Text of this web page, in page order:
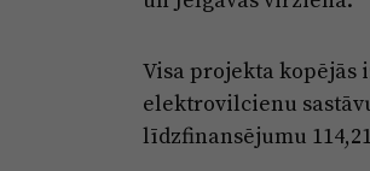
Visa projekta kopējās
elektrovilcienu
līdzfinansējumu